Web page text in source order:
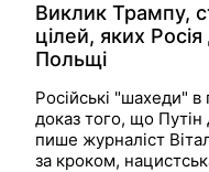
Виклик Трампу,
цілей, яких
Польщі
Російські "шахеди"
доказ того, що Путін
пише журналіст
за кроком,